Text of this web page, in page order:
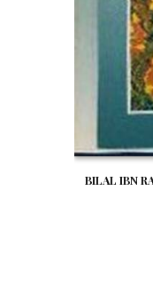
BILAL IBN